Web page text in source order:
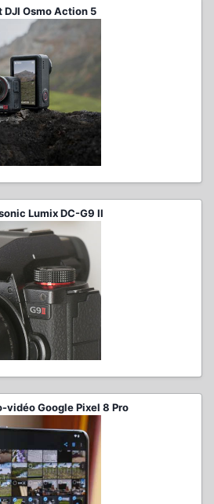
DJI Osmo Action 5
Lumix DC-G9 II
vidéo Google Pixel 8 Pro